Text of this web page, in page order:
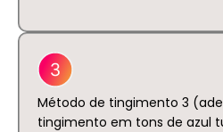
Método de tingimento 3
tingimento em tons de azul